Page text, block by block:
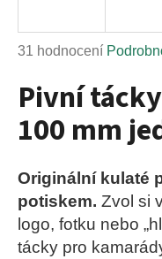
Průměrné
produktu
je
5,0
hvězdiček.
31 hodnocení
Pivní
100 mm
Originální kulaté
potiskem. Zvol si
logo, fotku nebo
tácky pro
j
t
?